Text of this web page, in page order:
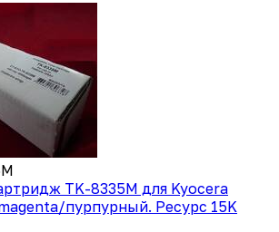
TK-8335M для Kyocera
пурпурный. Ресурс 15K